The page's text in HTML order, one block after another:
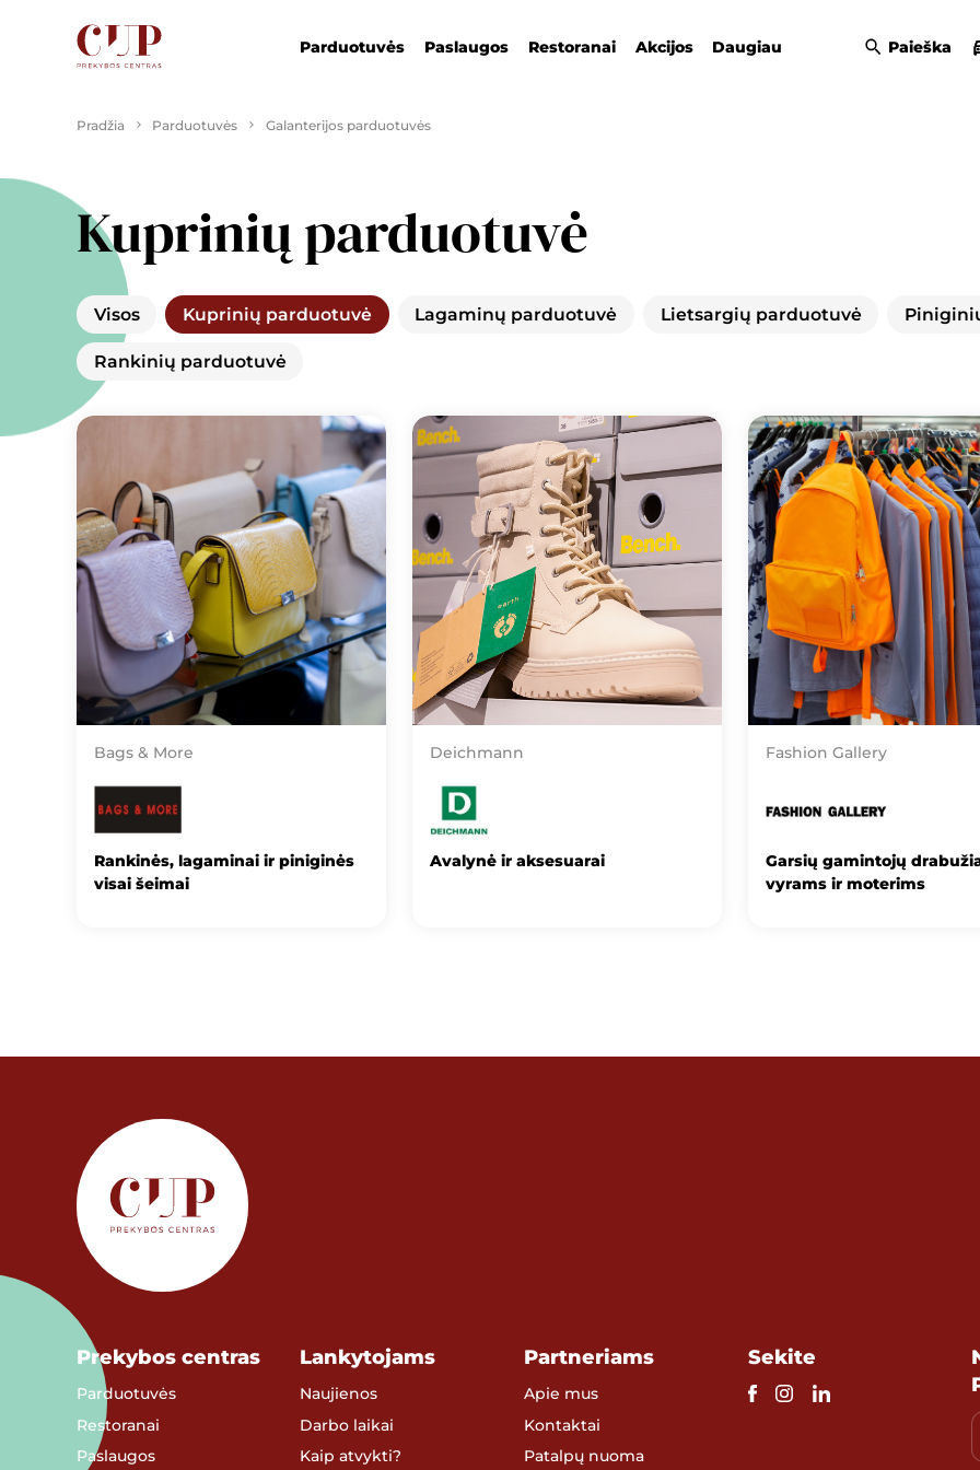
Parduotuvės Paslaugos Restoranai Akcijos Daugiau Paieška
Pradžia Parduotuvės Galanterijos parduotuvės
Kuprinių parduotuvė
Visos Kuprinių parduotuvė Lagaminų parduotuvė Lietsargių parduotuvė
Rankinių parduotuvė
Bags & More
Rankinės, lagaminai ir piniginės
visai šeimai
Deichmann
Avalynė ir aksesuarai
Fashion Gallery
Garsių gamintojų
vyrams ir moterims
Prekybos centras
Parduotuvės
Restoranai
Paslaugos
Lankytojams
Naujienos
Darbo laikai
Kaip atvykti?
Partneriams
Apie mus
Kontaktai
Patalpų nuoma
Sekite